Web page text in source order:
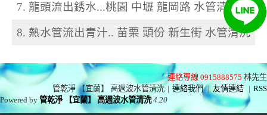
7. 龍頭流出銹水...桃園 中壢 龍岡路 水管清洗
8. 熱水管流出青汁.. 苗栗 頭份 新生街 水管清洗
連絡專線 0915888575 林先生
管乾淨 【宜蘭】 高週波水管清洗 | 連絡我們 | 友情連結 | RSS
Powered by管乾淨 【宜蘭】 高週波水管清洗 4.20